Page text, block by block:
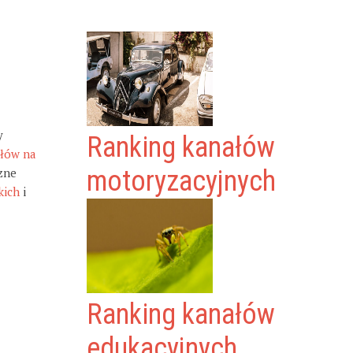
na
i
Ranking kanałów
motoryzacyjnych
Ranking kanałów